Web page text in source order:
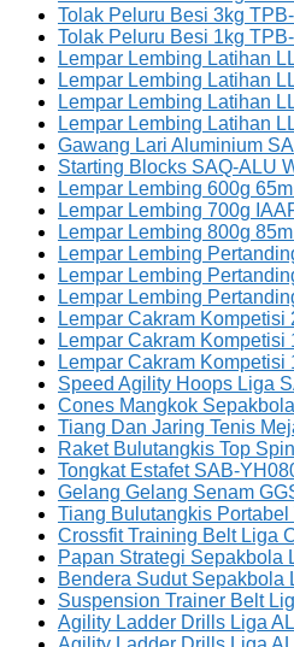
Tolak Peluru Besi 3kg
Tolak Peluru Besi 1kg
Lempar Lembing Latihan
Lempar Lembing Latihan
Lempar Lembing Latihan
Lempar Lembing Latihan
Gawang Lari Aluminium
Starting Blocks SAQ-ALU
Lempar Lembing 600g
Lempar Lembing 700g
Lempar Lembing 800g
Lempar Lembing
Lempar Lembing
Lempar Lembing
Lempar Cakram Kompetisi
Lempar Cakram Kompetisi
Lempar Cakram Kompetisi
Speed Agility Hoops Liga
Cones Mangkok
Tiang Dan Jaring Tenis
Raket Bulutangkis Top
Tongkat Estafet SAB-
Gelang Gelang Senam
Tiang Bulutangkis Portabel
Crossfit Training Belt Liga
Papan Strategi Sepakbola
Bendera Sudut Sepakbola
Suspension Trainer Belt
Agility Ladder Drills Liga